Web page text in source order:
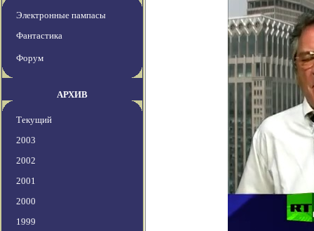
Электронные пампасы
Фантастика
Форум
АРХИВ
Текущий
2003
2002
2001
2000
1999